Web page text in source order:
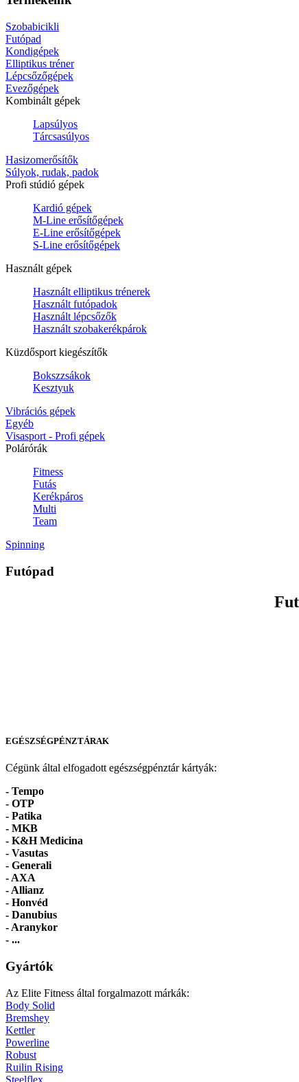
Szobabicikli
Futópad
Kondigépek
Elliptikus tréner
Lépcsőzőgépek
Evezőgépek
Kombinált gépek
Lapsúlyos
Tárcsasúlyos
Hasizomerősítők
Súlyok, rudak, padok
Profi stúdió gépek
Kardió gépek
M-Line erősítőgépek
E-Line erősítőgépek
S-Line erősítőgépek
Használt gépek
Használt elliptikus trénerek
Használt futópadok
Használt lépcsőzők
Használt szobakerékpárok
Küzdősport kiegészítők
Bokszzsákok
Kesztyuk
Vibrációs gépek
Egyéb
Visasport - Profi gépek
Polárórák
Fitness
Futás
Kerékpáros
Multi
Team
Spinning
Futópad
EGÉSZSÉGPÉNZTÁRAK
Cégünk által elfogadott egészségpénztár kártyák:
- Tempo
- OTP
- Patika
- MKB
- K&H Medicina
- Vasutas
- Generali
- AXA
- Allianz
- Honvéd
- Danubius
- Aranykor
- ...
Gyártók
Az Elite Fitness által forgalmazott márkák:
Body Solid
Bremshey
Kettler
Powerline
Robust
Ruilin Rising
Steelflex